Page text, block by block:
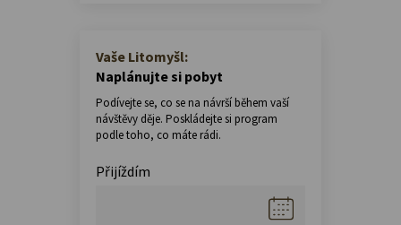
Vaše Litomyšl:
Naplánujte si pobyt
Podívejte se, co se na návrší během vaší
návštěvy děje. Poskládejte si program
podle toho, co máte rádi.
Přijíždím